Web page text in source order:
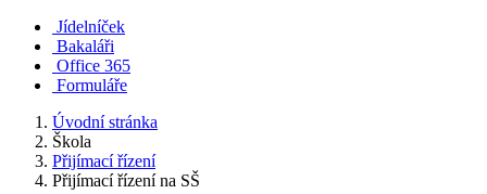
Jídelníček
Bakaláři
Office 365
Formuláře
Úvodní stránka
Škola
Přijímací řízení
Přijímací řízení na SŠ